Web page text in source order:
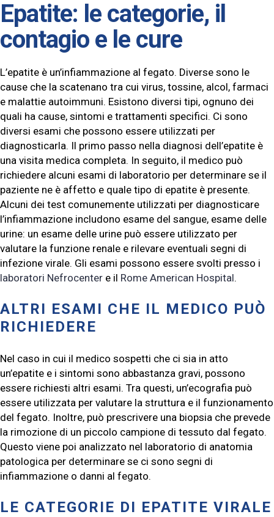
Epatite: le categorie, il
contagio e le cure
L’epatite è un’infiammazione al fegato. Diverse sono le
cause che la scatenano tra cui virus, tossine, alcol, farmaci
e malattie autoimmuni. Esistono diversi tipi, ognuno dei
quali ha cause, sintomi e trattamenti specifici. Ci sono
diversi esami che possono essere utilizzati per
diagnosticarla. Il primo passo nella diagnosi dell’epatite è
una visita medica completa. In seguito, il medico può
richiedere alcuni esami di laboratorio per determinare se il
paziente ne è affetto e quale tipo di epatite è presente.
Alcuni dei test comunemente utilizzati per diagnosticare
l’infiammazione includono esame del sangue, esame delle
urine: un esame delle urine può essere utilizzato per
valutare la funzione renale e rilevare eventuali segni di
infezione virale. Gli esami possono essere svolti presso i
laboratori Nefrocenter e il Rome American Hospital.
ALTRI ESAMI CHE IL MEDICO PUÒ
RICHIEDERE
Nel caso in cui il medico sospetti che ci sia in atto
un’epatite e i sintomi sono abbastanza gravi, possono
essere richiesti altri esami. Tra questi, un’ecografia può
essere utilizzata per valutare la struttura e il funzionamento
del fegato. Inoltre, può prescrivere una biopsia che prevede
la rimozione di un piccolo campione di tessuto dal fegato.
Questo viene poi analizzato nel laboratorio di anatomia
patologica per determinare se ci sono segni di
infiammazione o danni al fegato.
LE CATEGORIE DI EPATITE VIRALE